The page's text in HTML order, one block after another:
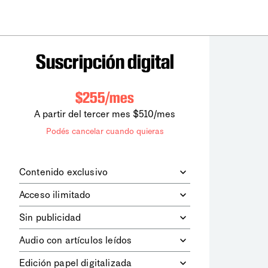
Suscripción digital
$255/mes
A partir del tercer mes $510/mes
Podés cancelar cuando quieras
Contenido exclusivo
digitales dela diaria
los contenidos de Le Monde
diplomatique.
Acceso ilimitado
contenidos.
Sin publicidad
publicitarios.
Audio con artículos leídos
Edición papel digitalizada